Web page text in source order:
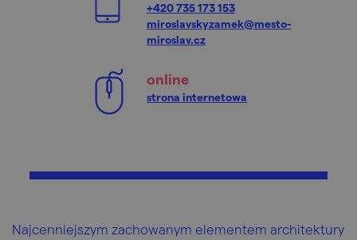
+420 735 173 153
miroslavskyzamek@mesto-
miroslav.cz
online
strona internetowa
Najcenniejszym zachowanym elementem architektury